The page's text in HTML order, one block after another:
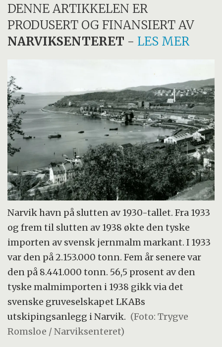
DENNE ARTIKKELEN ER
PRODUSERT OG FINANSIERT AV
NARVIKSENTERET - LES MER
Narvik havn på slutten av 1930-tallet. Fra 1933
og frem til slutten av 1938 økte den tyske
importen av svensk jernmalm markant. I 1933
var den på 2.153.000 tonn. Fem år senere var
den på 8.441.000 tonn. 56,5 prosent av den
tyske malmimporten i 1938 gikk via det
svenske gruveselskapet LKABs
utskipingsanlegg i Narvik. (Foto: Trygve
Romsloe / Narviksenteret)